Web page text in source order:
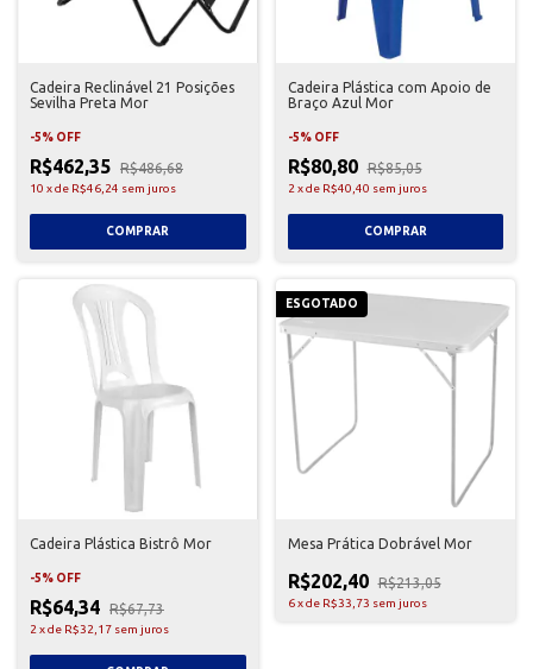
Cadeira Reclinável 21 Posições
Sevilha Preta Mor
-5% OFF
R$462,35 R$486,68
10 xde R$46,24 sem juros
Cadeira Plástica com Apoio de
Braço Azul Mor
-5% OFF
R$80,80 R$85,05
2 xde R$40,40 sem juros
Cadeira Plástica Bistrô Mor
-5% OFF
R$64,34 R$67,73
2 xde R$32,17 sem juros
ESGOTADO
Mesa Prática Dobrável Mor
R$202,40 R$213,05
6 xde R$33,73 sem juros